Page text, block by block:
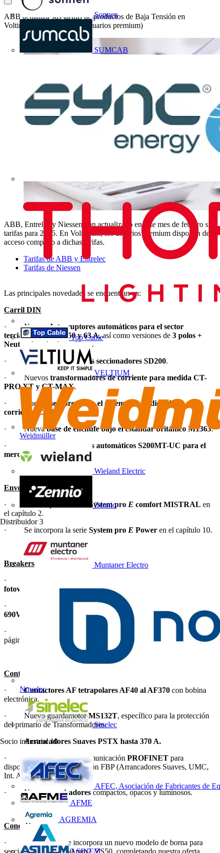
Sonnen
SUMCAB
Top Cable
VELTIUM
Weidmüller
Wieland Electric
Zennio
Distribuidor 3
Muntaner Electro
Novelec
Sinelec
Socio industrial 10
AFEC, Asociación de Fabricantes de
AFME
AGREMIA
ABB actualiza sus tarifas de productos de Baja Tensión en
Voltimum (exclusivo para usuarios premium)
ABB, Entrelec y Niessen han actualizado en este mes de febrero sus
tarifas para 2015. En Voltimum, los usuarios premium disponen de
acceso completo a dichas tarifas.
Tarifas de ABB y Entrelec
Tarifas de Niessen
Las principales novedades se encuentran en:
Carril DIN
· NuevosInterruptores automáticos para el sector
terciario SH200 de 50 y 63 A, así como versiones de 3 polos +
Neutro
de todos los calibres.
· Nuevos
interruptores seccionadores SD200.
· Nuevos transformadores de corriente para medida CT-
PRO XT y CT-MAX.
· Nuevos
sensores para el sistema de medida de
corriente
CMS
· Nuevabase de enchufe bajo el estándar británico M1363.
· Nuevos
interruptores automáticos S200MT-UC para el
mercado del ferrocarril.
Envolventes
· Se incorpora la serie
System pro E comfort MISTRAL en
el capítulo 2.
· Se incorpora la serie System pro E Power en el capítulo 10.
Breakers
· Nuevos
fotovoltaicas hasta 1500Vccen la página 23.
·
RC HVpara tensiones de
690Vac
· Nuevo
OT3200E_C en la
página 32.
Control y Protección
·Contactores AF tetrapolares AF40 al AF370 con bobina
electrónica.
· Nuevo guardamotorMS132T, específico para la protección
del primario de Transformadores.
·Arrancadores Suaves PSTX hasta 370 A.
· Nuevo módulo de comunicación PROFINET para
dispositivos con comunicación FBP (Arrancadores Suaves, UMC,
Int. Autom)
· Nuevoszumbadores compactos, opacos y luminosos.
Conexión
·
Serie SNK:
Se incorpora un nuevo modelo de borna para
sección de cable de 50 mm2, ZS50, completando nuestra oferta